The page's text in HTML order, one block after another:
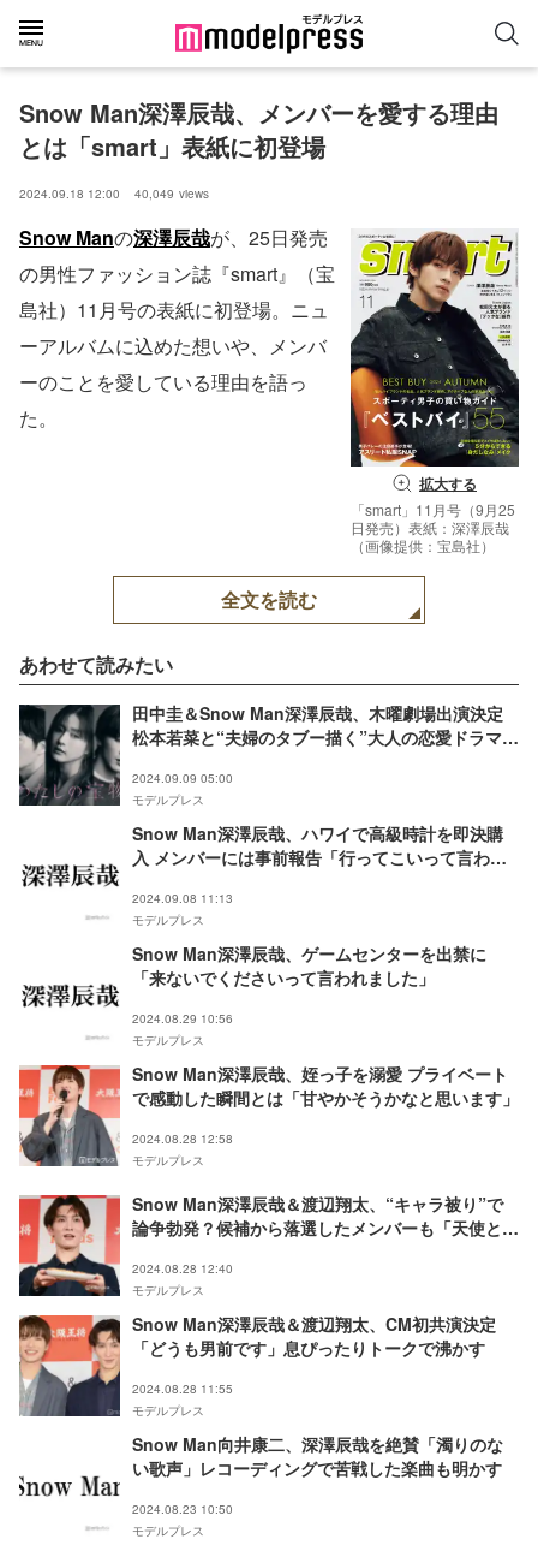
Snow Man深澤辰哉、メンバーを愛する理由
とは「smart」表紙に初登場
2024.09.18 12:00 40,049 views
拡大する
「smart」11月号（9月25
日発売）表紙：深澤辰哉
（画像提供：宝島社）
Snow Manの深澤辰哉が、25日発売
の男性ファッション誌『smart』（宝
島社）11月号の表紙に初登場。ニュ
ーアルバムに込めた想いや、メンバ
ーのことを愛している理由を語っ
た。
全文を読む
あわせて読みたい
田中圭＆Snow Man深澤辰哉、木曜劇場出演決定
松本若菜と“夫婦のタブー描く”大人の恋愛ドラマ
2024.09.09 05:00
モデルプレス
Snow Man深澤辰哉、ハワイで高級時計を即決購
入 メンバーには事前報告「行ってこいって言われ
2024.09.08 11:13
モデルプレス
Snow Man深澤辰哉、ゲームセンターを出禁に
「来ないでくださいって言われました」
2024.08.29 10:56
モデルプレス
Snow Man深澤辰哉、姪っ子を溺愛 プライベート
で感動した瞬間とは「甘やかそうかなと思います」
2024.08.28 12:58
モデルプレス
Snow Man深澤辰哉＆渡辺翔太、“キャラ被り”で
論争勃発？候補から落選したメンバーも「天使とか
2024.08.28 12:40
モデルプレス
Snow Man深澤辰哉＆渡辺翔太、CM初共演決定
「どうも男前です」息ぴったりトークで沸かす
2024.08.28 11:55
モデルプレス
Snow Man向井康二、深澤辰哉を絶賛「濁りのな
い歌声」レコーディングで苦戦した楽曲も明かす
2024.08.23 10:50
モデルプレス